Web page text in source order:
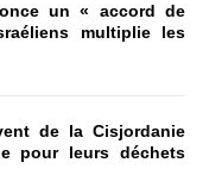
un « accord de
multiplie les
de la Cisjordanie
pour leurs déchets